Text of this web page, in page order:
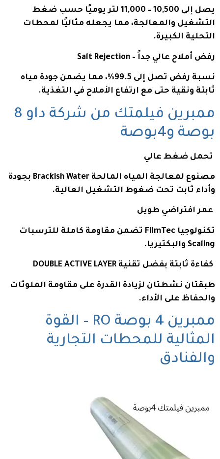
يصل إلى 10,500 – 11,000 لتر يوميًا حسب ضغط
التشغيل والمعالجة، مما يجعله مثاليًا لمحطات
التحلية الكبيرة.
رفض أملاح عالي جداً – Salt Rejection
نسبة رفض تصل إلى 99.5%، مما يضمن جودة مياه
ثابتة ونقية حتى مع ارتفاع الأملاح في التغذية.
ممبرين فيلمتك من شركة داو 8
بوصة و4بوصة
تحمل ضغط عالي
مصنوع لمعالجة المياه المالحة Brackish Water بجودة
وأداء ثابت تحت ضغوط التشغيل العالية.
عمر افتراضي طويل
تكنولوجيا FilmTec تضمن مقاومة كاملة للترسبات
Scaling والبكتيريا.
كفاءة ثابتة بفضل تقنية DOUBLE ACTIVE LAYER
طبقتان نشطتان لزيادة القدرة على مقاومة الملوثات
والحفاظ على الأداء.
ممبرين 4 بوصة RO – القوة
المثالية للمحطات التجارية
والفنادق